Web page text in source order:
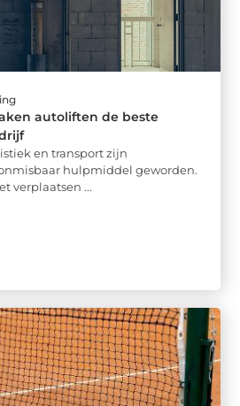
autoliften de beste
en transport zijn
hulpmiddel geworden.
verplaatsen ...